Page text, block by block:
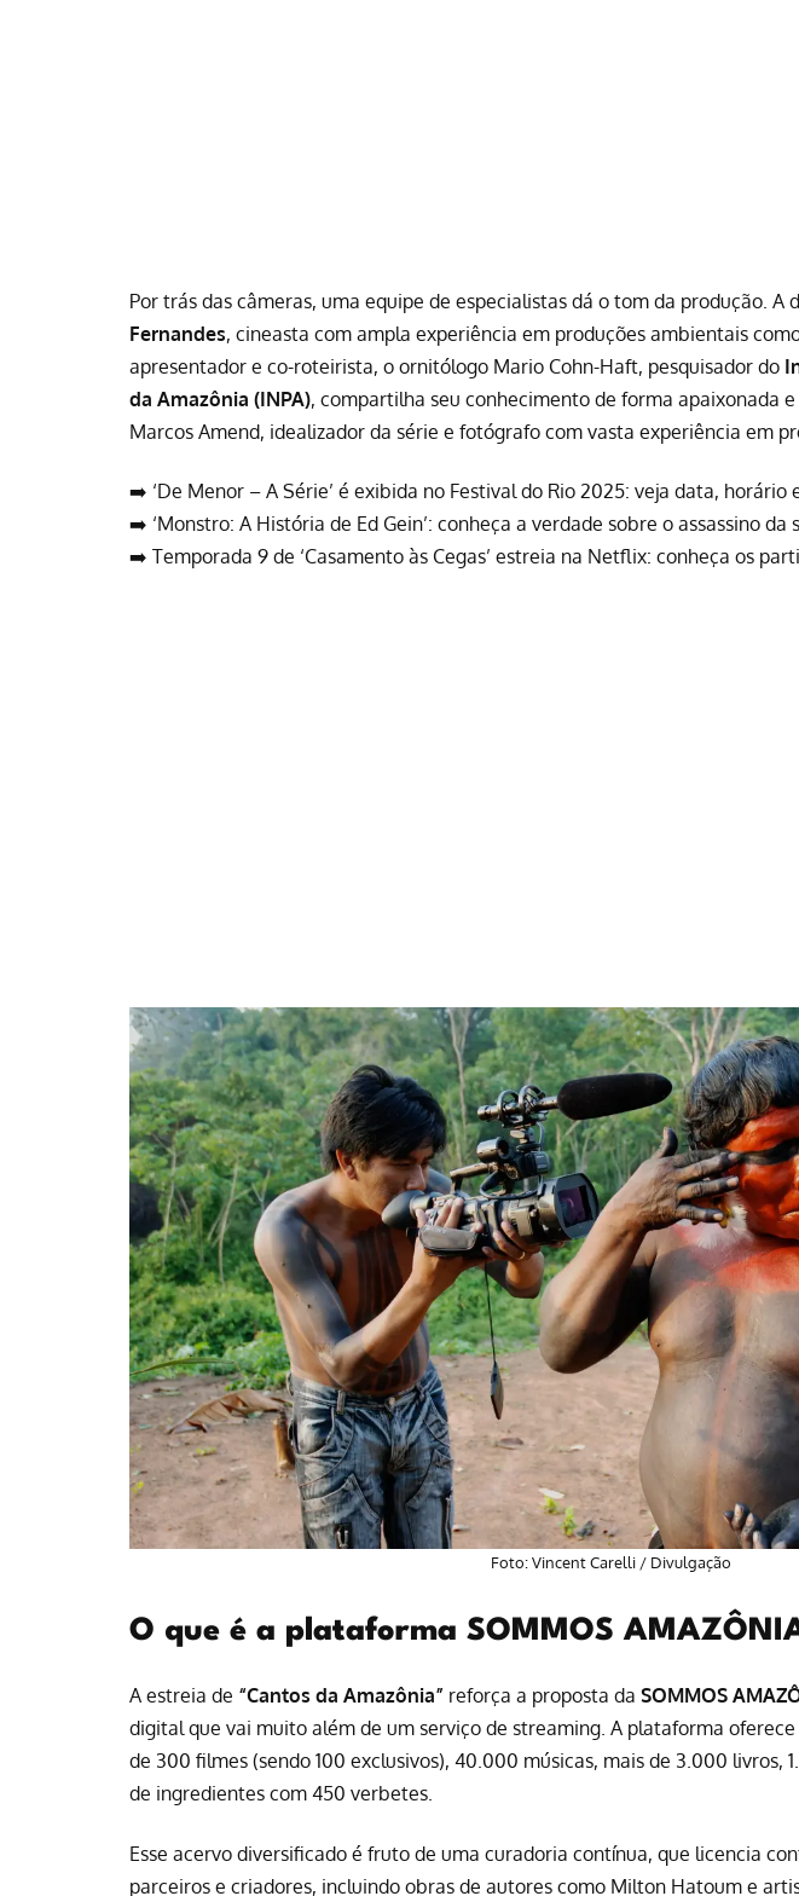
Por trás das câmeras, uma equipe de especialistas dá o tom da produção. A
Fernandes, cineasta com ampla experiência em produções ambientais
apresentador e co-roteirista, o ornitólogo Mario Cohn-Haft, pesquisador do
da Amazônia (INPA), compartilha seu conhecimento de forma apaixonada
Marcos Amend, idealizador da série e fotógrafo com vasta experiência em
➡️ ‘De Menor – A Série’ é exibida no Festival do Rio 2025: veja data, horário
➡️ ‘Monstro: A História de Ed Gein’: conheça a verdade sobre o assassino
➡️ Temporada 9 de ‘Casamento às Cegas’ estreia na Netflix: conheça os
Foto: Vincent Carelli / Divulgação
O que é a plataforma SOMMOS
A estreia de “Cantos da Amazônia” reforça a proposta da SOMMOS
digital que vai muito além de um serviço de streaming. A plataforma
de 300 filmes (sendo 100 exclusivos), 40.000 músicas, mais de 3.000 livros,
de ingredientes com 450 verbetes.
Esse acervo diversificado é fruto de uma curadoria contínua, que licencia
parceiros e criadores, incluindo obras de autores como Milton Hatoum e